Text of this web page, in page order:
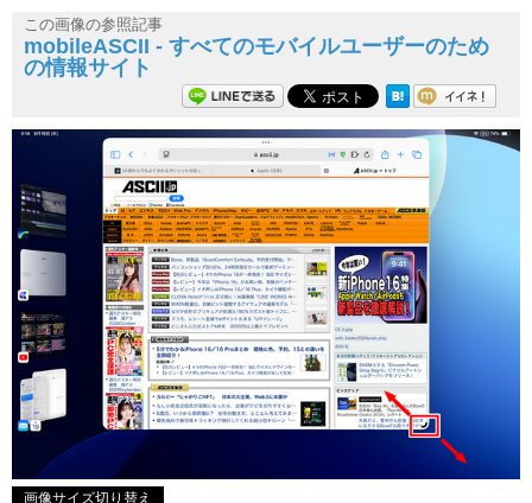
この画像の参照記事
mobileASCII - すべてのモバイルユーザーのため
の情報サイト
画像サイズ切り替え